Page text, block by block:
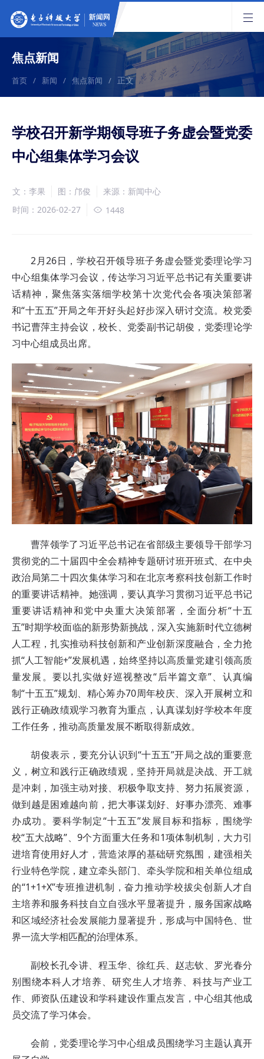
焦点新闻
首页 / 新闻 / 焦点新闻 / 正文
学校召开新学期领导班子务虚会暨党委
中心组集体学习会议
文：李果 图：邝俊
来源：新闻中心
时间：2026-02-27
1448
2月26日，学校召开领导班子务虚会暨党委理论学习
中心组集体学习会议，传达学习习近平总书记有关重要讲
话精神，聚焦落实落细学校第十次党代会各项决策部署
和“十五五”开局之年开好头起好步深入研讨交流。校党委
书记曹萍主持会议，校长、党委副书记胡俊，党委理论学
习中心组成员出席。
曹萍领学了习近平总书记在省部级主要领导干部学习
贯彻党的二十届四中全会精神专题研讨班开班式、在中央
政治局第二十四次集体学习和在北京考察科技创新工作时
的重要讲话精神。她强调，要认真学习贯彻习近平总书记
重要讲话精神和党中央重大决策部署，全面分析“十五
五”时期学校面临的新形势新挑战，深入实施新时代立德树
人工程，扎实推动科技创新和产业创新深度融合，全力抢
抓“人工智能+”发展机遇，始终坚持以高质量党建引领高质
量发展。要以扎实做好巡视整改“后半篇文章”、认真编
制“十五五”规划、精心筹办70周年校庆、深入开展树立和
践行正确政绩观学习教育为重点，认真谋划好学校本年度
工作任务，推动高质量发展不断取得新成效。
胡俊表示，要充分认识到“十五五”开局之战的重要意
义，树立和践行正确政绩观，坚持开局就是决战、开工就
是冲刺，加强主动对接、积极争取支持、努力拓展资源，
做到越是困难越向前，把大事谋划好、好事办漂亮、难事
办成功。要科学制定“十五五”发展目标和指标，围绕学
校“五大战略”、9个方面重大任务和1项体制机制，大力引
进培育使用好人才，营造浓厚的基础研究氛围，建强相关
行业特色学院，建立牵头部门、牵头学院和相关单位组成
的“1+1+X”专班推进机制，奋力推动学校拔尖创新人才自
主培养和服务科技自立自强水平显著提升，服务国家战略
和区域经济社会发展能力显著提升，形成与中国特色、世
界一流大学相匹配的治理体系。
副校长孔令讲、程玉华、徐红兵、赵志钦、罗光春分
别围绕本科人才培养、研究生人才培养、科技与产业工
作、师资队伍建设和学科建设作重点发言，中心组其他成
员交流了学习体会。
会前，党委理论学习中心组成员围绕学习主题认真开